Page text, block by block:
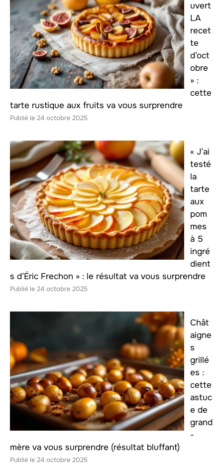
uvert
LA
recet
te
d’oct
obre
» :
cette
tarte rustique aux fruits va vous surprendre
24 octobre 2025
« J’ai
testé
la
tarte
aux
pom
mes
à 5
ingré
dient
s d’Éric Frechon » : le résultat va vous surprendre
24 octobre 2025
Chât
aigne
s
grillé
es :
cette
astuc
e de
grand
-
mère va vous surprendre (résultat bluffant)
24 octobre 2025